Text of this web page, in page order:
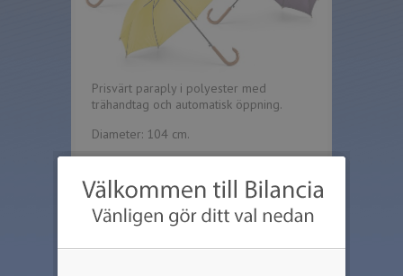
Prisvärt paraply i polyester med
trähandtag och automatisk öppning.
Diameter: 104 cm.
Max tryckyta per sektion: 220 x 140 mm.
Detta paraplyet går att trycka i max två